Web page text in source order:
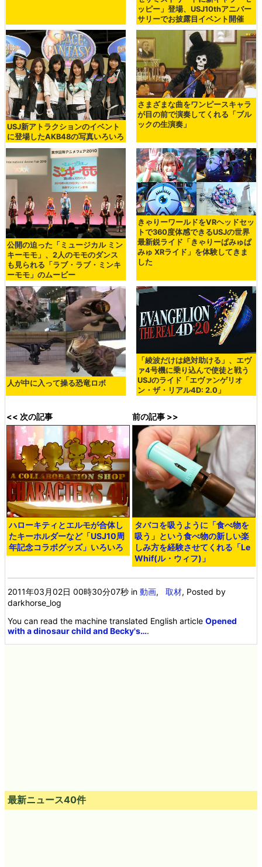
ッピー」登場、USJ10thアニバー
サリーでお披露目イベント開催
USJ新アトラクションのイベント
に登場したAKB48の写真いろいろ
さまざまな曲をワンピースキャラ
が目の前で演奏してくれる「ブル
ックの生演奏」
公開の迫った「ミュージカル ミン
キーモモ」、2人のモモのダンス
も見られる「ラブ・ラブ・ミンキ
ーモモ」のムービー
きゃりーワールドをVRヘッドセッ
トで360度体感できるUSJの世界
最新鋭ライド「きゃりーぱみゅぱ
みゅ XRライド」を体験してきま
した
人が中に入って操る恐竜ロボ
「綾波だけは絶対助ける」、エヴ
ァ4号機に乗り込んで使徒と戦う
USJのライド「エヴァンゲリオ
ン・ザ・リアル4D: 2.0」
<< 次の記事
ハローキティとエルモが合体し
たキーホルダーなど「USJ10周
年記念コラボグッズ」いろいろ
前の記事 >>
タバコを吸うように「食べ物を
吸う」という食べ物の新しい楽
しみ方を経験させてくれる「Le
Whif(ル・ウィフ)」
2011年03月02日 00時30分07秒 in動画,取材, Posted by
darkhorse_log
You can read the machine translated English articleOpened
with a dinosaur child and Becky's….
最新ニュース40件